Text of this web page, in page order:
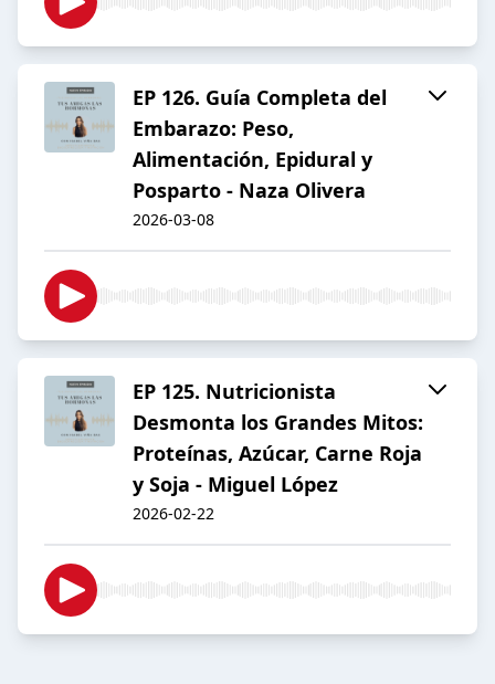
EP 126. Guía Completa del
Embarazo: Peso,
Alimentación, Epidural y
Posparto - Naza Olivera
2026-03-08
EP 125. Nutricionista
Desmonta los Grandes Mitos:
Proteínas, Azúcar, Carne Roja
y Soja - Miguel López
2026-02-22